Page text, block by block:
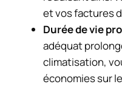
et vos factures
Durée de vie
adéquat
climatisation,
économies sur